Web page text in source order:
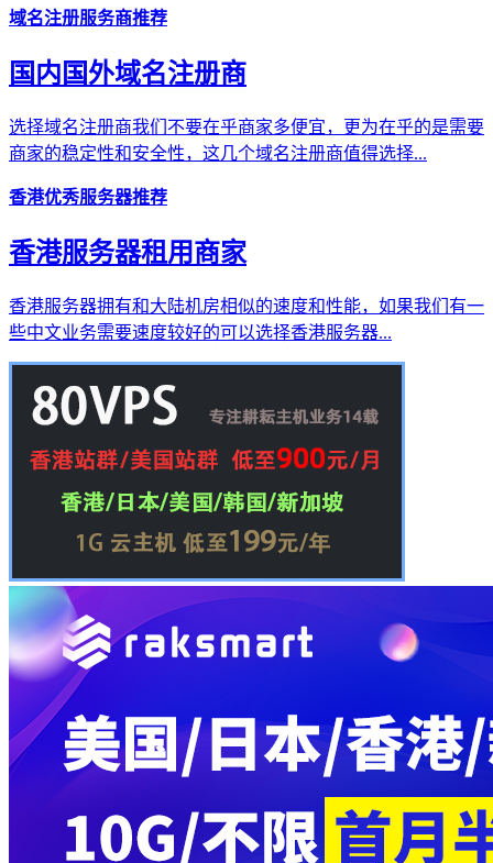
域名注册服务商推荐
国内国外域名注册商
选择域名注册商我们不要在乎商家多便宜，更为在乎的是需要
商家的稳定性和安全性，这几个域名注册商值得选择...
香港优秀服务器推荐
香港服务器租用商家
香港服务器拥有和大陆机房相似的速度和性能，如果我们有一
些中文业务需要速度较好的可以选择香港服务器...